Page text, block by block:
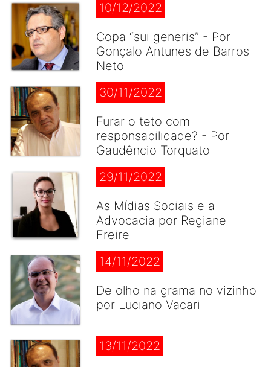
10/12/2022
Copa “sui generis” - Por
Gonçalo Antunes de Barros
Neto
30/11/2022
Furar o teto com
responsabilidade? - Por
Gaudêncio Torquato
29/11/2022
As Mídias Sociais e a
Advocacia por Regiane
Freire
14/11/2022
De olho na grama no vizinho
por Luciano Vacari
13/11/2022